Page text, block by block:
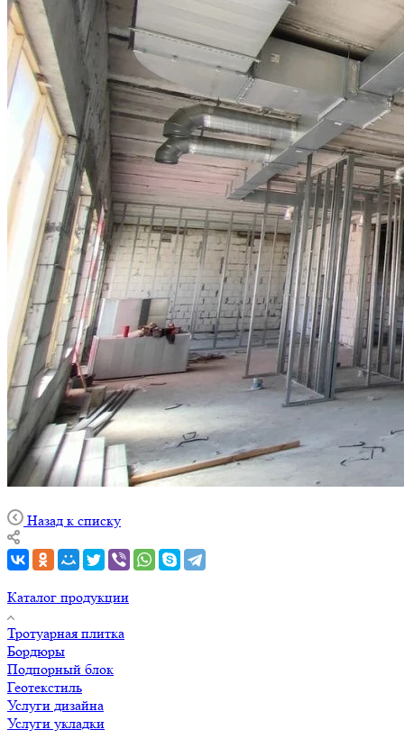
Назад к списку
Каталог продукции
Тротуарная плитка
Бордюры
Подпорный блок
Геотекстиль
Услуги дизайна
Услуги укладки